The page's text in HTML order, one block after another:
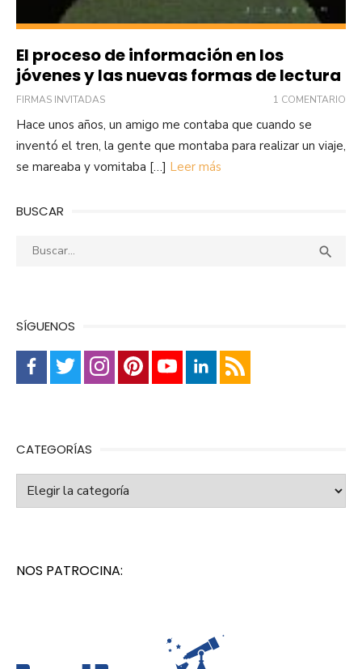
El proceso de información en los
jóvenes y las nuevas formas de lectura
FIRMAS INVITADAS 1 COMENTARIO
Hace unos años, un amigo me contaba que cuando se
inventó el tren, la gente que montaba para realizar un viaje,
se mareaba y vomitaba […] Leer más
BUSCAR
Buscar: 
SÍGUENOS
CATEGORÍAS
Categorías
NOS PATROCINA: